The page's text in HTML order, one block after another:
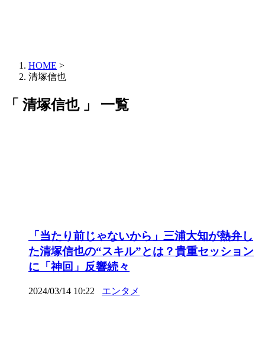
HOME >
清塚信也
「 清塚信也 」 一覧
「当たり前じゃないから」三浦大知が熱弁し
た清塚信也の“スキル”とは？貴重セッション
に「神回」反響続々
2024/03/14 10:22 エンタメ